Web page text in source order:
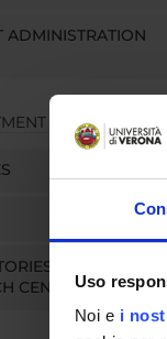
Uso
Noi e i
ADMINISTRATION
FACILITIES
AND
CENTRES